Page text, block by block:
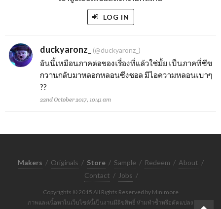
LOG IN
duckyaronz_ (@duckyaronz_)
อันนี้เหมือนภาคต่อของเรื่องที่แล้วใช่มั้ย เป็นภาคที่ซึฃ
กวานกลับมาหลอกหลอนซึงชอล มีไอความหลอนเบาๆ
??
22nd October 2017, 10:41 am
Makers / Originals / Store / Sample / Redeem / About /
Contact / Jobs /
Copyrights © 2015 All Rights Reserved by Minimore
ภาพและเนื้อหาในเว็บไซต์นี้เป็นงานมีลิขสิทธิ์ ห้ามทำซ้ำหรือดัดแปลง